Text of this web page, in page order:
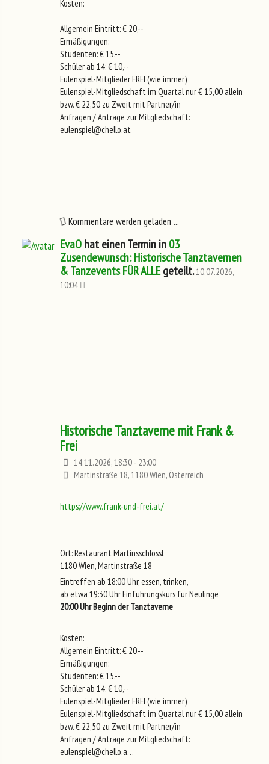
Kosten:
Allgemein Eintritt: € 20,--
Ermäßigungen:
Studenten: € 15,--
Schüler ab 14: € 10,--
Eulenspiel-Mitglieder FREI (wie immer)
Eulenspiel-Mitgliedschaft im Quartal nur € 15,00 allein
bzw. € 22,50 zu Zweit mit Partner/in
Anfragen / Anträge zur Mitgliedschaft:
eulenspiel@chello.at
Kommentare werden geladen ...
EvaOhat einen Termin in03
Zusendewunsch: Historische Tanztavernen
& Tanzevents FÜR ALLEgeteilt.10.07.2026,
10:04
Historische Tanztaverne mit Frank &
Frei
14.11.2026, 18:30 - 23:00
Martinstraße 18, 1180 Wien, Österreich
https://www.frank-und-frei.at/
Ort: Restaurant Martinsschlössl
1180 Wien, Martinstraße 18
Eintreffen ab 18:00 Uhr, essen, trinken,
ab etwa 19:30 Uhr Einführungskurs für Neulinge
20:00 Uhr Beginn der Tanztaverne
Kosten:
Allgemein Eintritt: € 20,--
Ermäßigungen:
Studenten: € 15,--
Schüler ab 14: € 10,--
Eulenspiel-Mitglieder FREI (wie immer)
Eulenspiel-Mitgliedschaft im Quartal nur € 15,00 allein
bzw. € 22,50 zu Zweit mit Partner/in
Anfragen / Anträge zur Mitgliedschaft:
eulenspiel@chello.a…